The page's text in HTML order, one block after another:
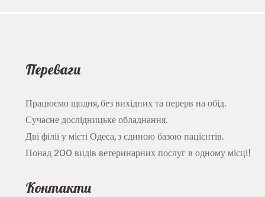
Переваги
Працюємо щодня, без вихідних та перерв на обід.
Сучасне дослідницьке обладнання.
Дві філії у місті Одеса, з єдиною базою пацієнтів.
Понад 200 видів ветеринарних послуг в одному місці!
Контакти